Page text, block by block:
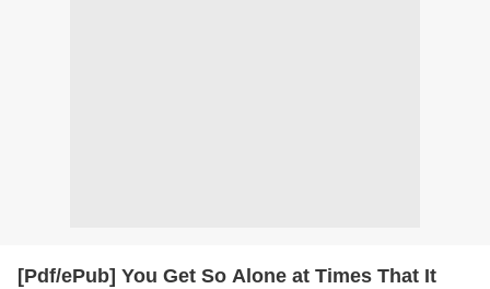
[Pdf/ePub] You Get So Alone at Times That It